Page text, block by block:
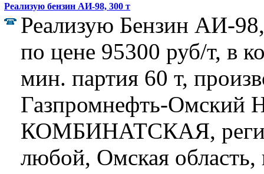
Реализую бензин АИ-98, 300 т
Реализую Бензин АИ-
по цене 95300 руб/т, в
мин. партия 60 т,
Газпромнефть-Омский
КОМБИНАТСКАЯ,
любой, Омская область,